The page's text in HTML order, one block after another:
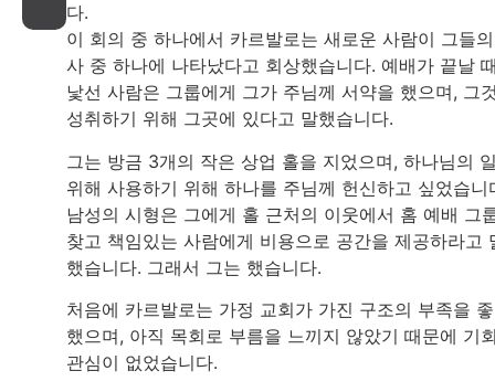
다.
이 회의 중 하나에서 카르발로는 새로운 사람이 그들
사 중 하나에 나타났다고 회상했습니다. 예배가 끝날
낯선 사람은 그룹에게 그가 주님께 서약을 했으며, 그
성취하기 위해 그곳에 있다고 말했습니다.
그는 방금 3개의 작은 상업 홀을 지었으며, 하나님의
위해 사용하기 위해 하나를 주님께 헌신하고 싶었습니
남성의 시형은 그에게 홀 근처의 이웃에서 홈 예배 그
찾고 책임있는 사람에게 비용으로 공간을 제공하라고
했습니다. 그래서 그는 했습니다.
처음에 카르발로는 가정 교회가 가진 구조의 부족을
했으며, 아직 목회로 부름을 느끼지 않았기 때문에 기
관심이 없었습니다.